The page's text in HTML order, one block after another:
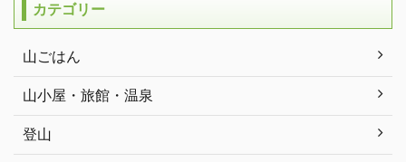
カテゴリー
山ごはん
山小屋・旅館・温泉
登山